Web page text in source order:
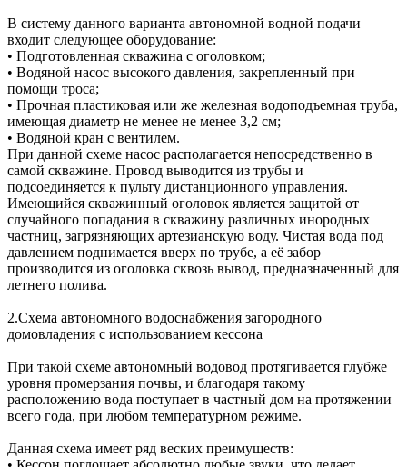
В систему данного варианта автономной водной подачи
входит следующее оборудование:
• Подготовленная скважина с оголовком;
• Водяной насос высокого давления, закрепленный при
помощи троса;
• Прочная пластиковая или же железная водоподъемная труба,
имеющая диаметр не менее не менее 3,2 см;
• Водяной кран с вентилем.
При данной схеме насос располагается непосредственно в
самой скважине. Провод выводится из трубы и
подсоединяется к пульту дистанционного управления.
Имеющийся скважинный оголовок является защитой от
случайного попадания в скважину различных инородных
частниц, загрязняющих артезианскую воду. Чистая вода под
давлением поднимается вверх по трубе, а её забор
производится из оголовка сквозь вывод, предназначенный для
летнего полива.
2.Схема автономного водоснабжения загородного
домовладения с использованием кессона
При такой схеме автономный водовод протягивается глубже
уровня промерзания почвы, и благодаря такому
расположению вода поступает в частный дом на протяжении
всего года, при любом температурном режиме.
Данная схема имеет ряд веских преимуществ: